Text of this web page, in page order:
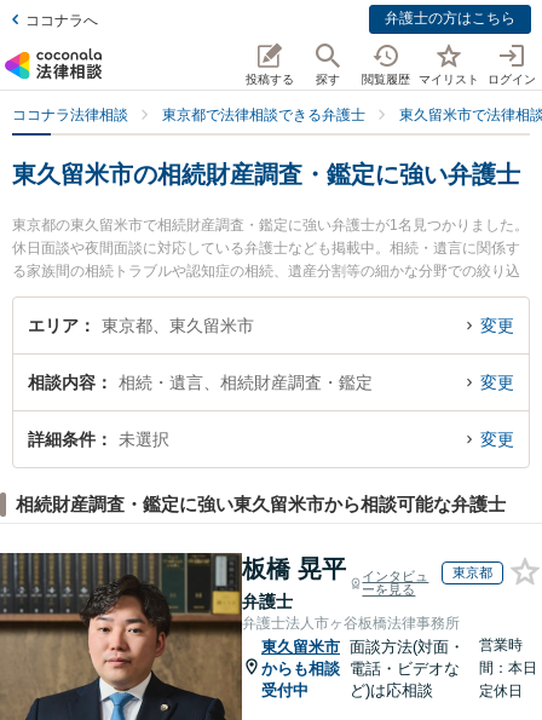
ココナラへ 弁護士の方はこちら
投稿する 探す 閲覧履歴 マイリスト ログイン
ココナラ法律相談 東京都で法律相談できる弁護士 東久留米市で法律相
東久留米市の相続財産調査・鑑定に強い弁護士
東京都の東久留米市で相続財産調査・鑑定に強い弁護士が1名見つかりました。
休日面談や夜間面談に対応している弁護士なども掲載中。相続・遺言に関係す
る家族間の相続トラブルや認知症の相続、遺産分割等の細かな分野での絞り込
み検索もでき便利です。特に北多摩いちょう法律事務所の稲村 晃伸弁護士のプ
ロフィール情報や弁護士費用、強みなどが注目されています。『東久留米市で
索したい』『初回相談無料で相続財産調査・鑑定を法律相談できる東久留米市
内の弁護士に相談予約したい』などでお困りの相談者さんにおすすめです。
エリア 東京都、東久留米市 変更
相談内容 相続・遺言、相続財産調査・鑑定 変更
詳細条件 未選択 変更
相続財産調査・鑑定に強い東久留米市から相談可能な弁護士
板橋 晃平
弁護士
インタビュ
ーを見る
東京都
弁護士法人市ヶ谷板橋法律事務所
東久留米市
からも相談
受付中
面談方法(対面・
電話・ビデオな
ど)は応相談
営業時
間：本日
定休日